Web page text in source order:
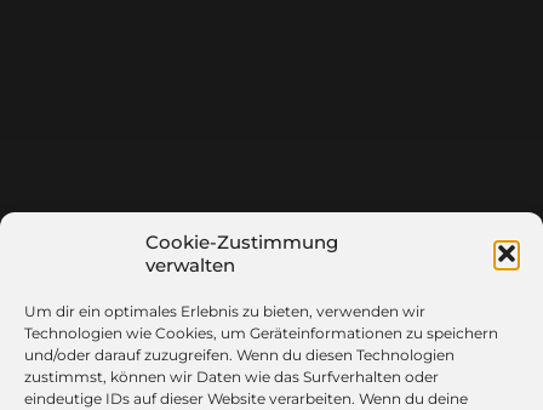
Cookie-Zustimmung
verwalten
Um dir ein optimales Erlebnis zu bieten, verwenden wir
Technologien wie Cookies, um Geräteinformationen zu speichern
und/oder darauf zuzugreifen. Wenn du diesen Technologien
zustimmst, können wir Daten wie das Surfverhalten oder
eindeutige IDs auf dieser Website verarbeiten. Wenn du deine